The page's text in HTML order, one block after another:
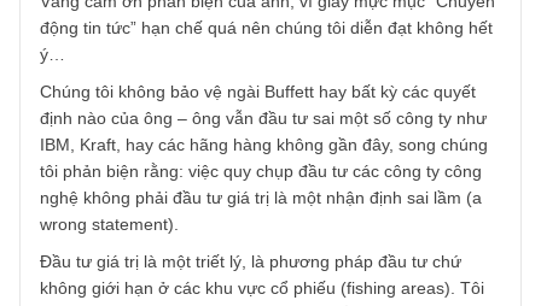
TGN_S.A.F.E Team
12/05/2019 at 8:20 AM
Vâng cám ơn phản biện của anh, vì giấy mực mục
động tin tức” hạn chế quá nên chúng tôi diễn đạt không
ý…